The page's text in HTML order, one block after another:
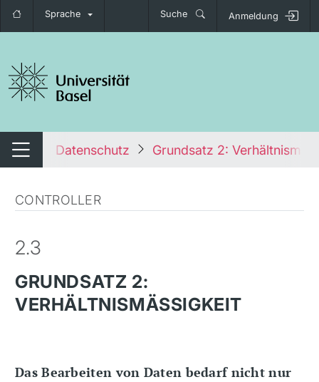
Sprache Suche Anmeldung
umschalten
Navigation umschalten
Datenschutz Grundsatz 2:
CONTROLLER
2.3
GRUNDSATZ 2:
VERHÄLTNISMÄSSIGKEIT
Das Bearbeiten von Daten bedarf nicht nur